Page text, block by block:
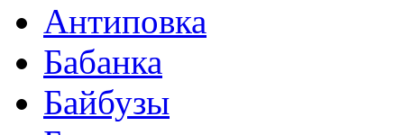
Антиповка
Бабанка
Байбузы